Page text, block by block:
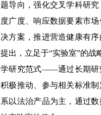
题导向，强化交叉学科研
度广度、响应数据要素市
决方案，推进营造健康有
提出，立足于“实验室”的
学研究范式——通过长期研
积极推动、参与相关标准
系以法治产品为主，通过